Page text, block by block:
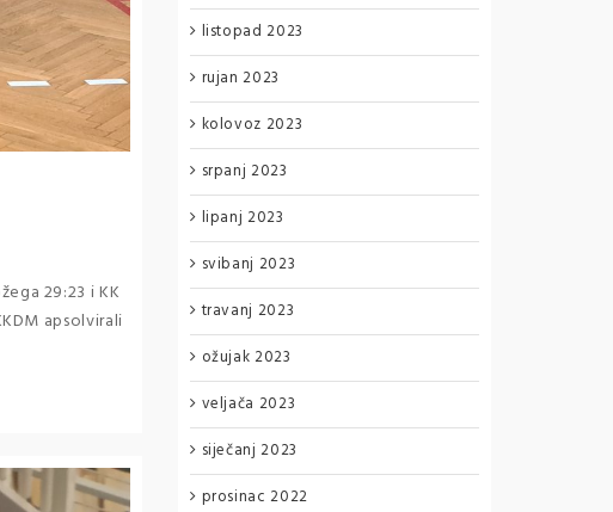
29:23 i KK
apsolvirali
listopad 2023
rujan 2023
kolovoz 2023
srpanj 2023
lipanj 2023
svibanj 2023
travanj 2023
ožujak 2023
veljača 2023
siječanj 2023
prosinac 2022